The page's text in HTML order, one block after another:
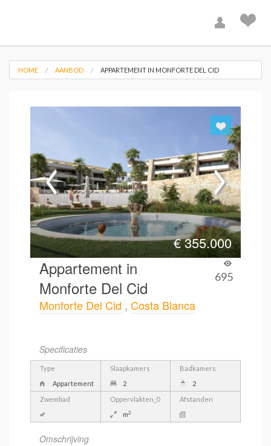
HOME AANBOD APPARTEMENT IN MONFORTE DEL CID
€355.000
Appartement in
Monforte Del Cid
695
Monforte Del Cid , Costa Blanca
Specificaties
Type
Appartement
Slaapkamers
2
Badkamers
2
Zwembad
Oppervlakten_0
m2
Afstanden
Omschrijving